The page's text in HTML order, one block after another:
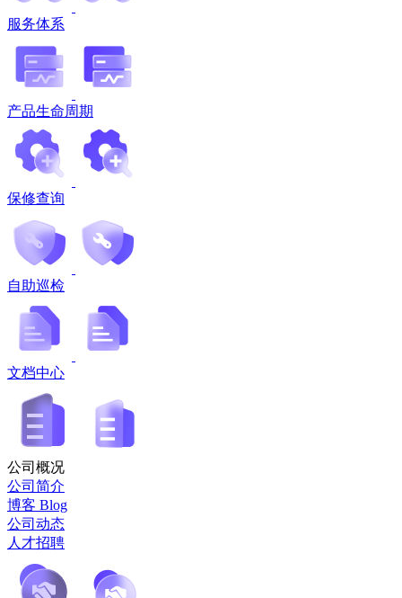
服务体系
产品生命周期
保修查询
自助巡检
文档中心
公司概况
公司简介
博客 Blog
公司动态
人才招聘